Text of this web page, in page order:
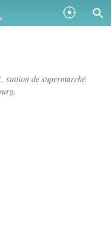
station de supermarché